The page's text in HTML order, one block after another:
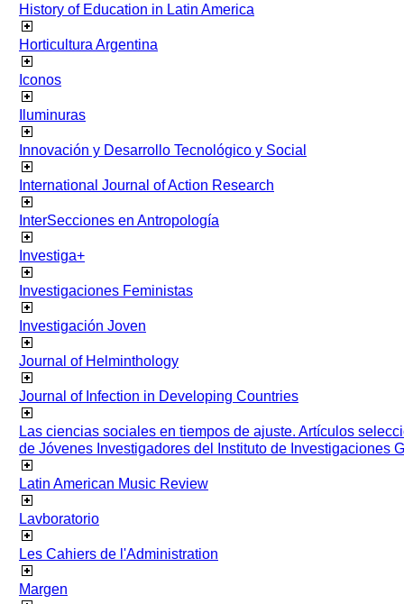
History of Education in Latin America
Horticultura Argentina
Iconos
Iluminuras
Innovación y Desarrollo Tecnológico y Social
International Journal of Action Research
InterSecciones en Antropología
Investiga+
Investigaciones Feministas
Investigación Joven
Journal of Helminthology
Journal of Infection in Developing Countries
Las ciencias sociales en tiempos de ajuste. Artículos
de Jóvenes Investigadores del Instituto de Investigaciones
Latin American Music Review
Lavboratorio
Les Cahiers de l'Administration
Margen